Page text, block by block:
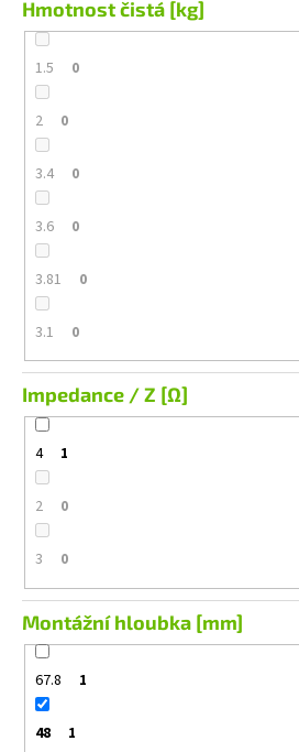
Hmotnost čistá [kg]
1.5 0
2 0
3.4 0
3.6 0
3.81 0
3.1 0
Impedance / Z [Ω]
4 1
2 0
3 0
Montážní hloubka [mm]
67.8 1
48 1